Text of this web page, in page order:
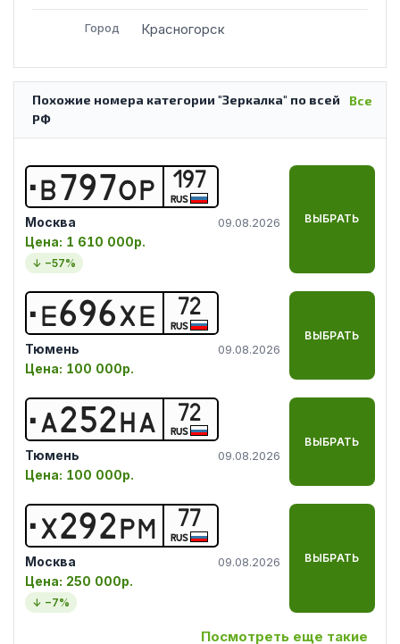
Город Красногорск
Все
Похожие номера категории "Зеркалка" по всей
РФ
В797ОР 197
RUS
Москва 09.08.2026
Цена: 1 610 000р.
↓ −57%
ВЫБРАТЬ
Е696ХЕ 72
RUS
Тюмень 09.08.2026
Цена: 100 000р.
ВЫБРАТЬ
А252Н А 72
RUS
Тюмень 09.08.2026
Цена: 100 000р.
ВЫБРАТЬ
Х292РМ 77
RUS
Москва 09.08.2026
Цена: 250 000р.
↓ −7%
ВЫБРАТЬ
Посмотреть еще такие